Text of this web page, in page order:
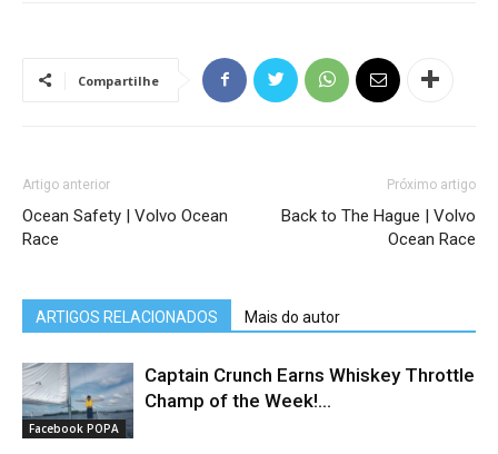
Compartilhe
Artigo anterior
Ocean Safety | Volvo Ocean
Race
Próximo artigo
Back to The Hague | Volvo
Ocean Race
ARTIGOS RELACIONADOS Mais do autor
Facebook POPA
Captain Crunch Earns Whiskey Throttle
Champ of the Week!...